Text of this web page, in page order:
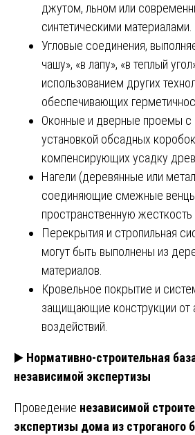
джутом, льном или
синтетическими материалами.
Угловые соединения,
чашу», «в лапу», «в теплый
использованием других
обеспечивающих
Оконные и дверные проемы с
установкой обсадных
компенсирующих усадку
Нагели (деревянные или
соединяющие смежные
пространственную жесткость
Перекрытия и стропильная
могут быть выполнены из
материалов.
Кровельное покрытие и
защищающие конструкции от
воздействий.
▶️ Нормативно-строительная
независимой экспертизы
Проведение независимой
экспертизы дома из строганого